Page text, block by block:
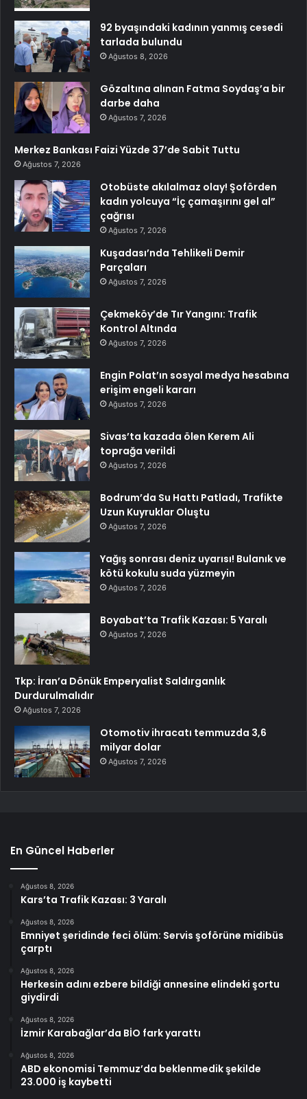
92 byaşındaki kadının yanmış cesedi
tarlada bulundu
Ağustos 8, 2026
Gözaltına alınan Fatma Soydaş’a bir
darbe daha
Ağustos 7, 2026
Merkez Bankası Faizi Yüzde 37’de Sabit Tuttu
Ağustos 7, 2026
Otobüste akılalmaz olay! Şoförden
kadın yolcuya “İç çamaşırını gel al”
çağrısı
Ağustos 7, 2026
Kuşadası’nda Tehlikeli Demir
Parçaları
Ağustos 7, 2026
Çekmeköy’de Tır Yangını: Trafik
Kontrol Altında
Ağustos 7, 2026
Engin Polat’ın sosyal medya hesabına
erişim engeli kararı
Ağustos 7, 2026
Sivas’ta kazada ölen Kerem Ali
toprağa verildi
Ağustos 7, 2026
Bodrum’da Su Hattı Patladı, Trafikte
Uzun Kuyruklar Oluştu
Ağustos 7, 2026
Yağış sonrası deniz uyarısı! Bulanık ve
kötü kokulu suda yüzmeyin
Ağustos 7, 2026
Boyabat’ta Trafik Kazası: 5 Yaralı
Ağustos 7, 2026
Tkp: İran’a Dönük Emperyalist Saldırganlık
Durdurulmalıdır
Ağustos 7, 2026
Otomotiv ihracatı temmuzda 3,6
milyar dolar
Ağustos 7, 2026
En Güncel Haberler
Ağustos 8, 2026
Kars’ta Trafik Kazası: 3 Yaralı
Ağustos 8, 2026
Emniyet şeridinde feci ölüm: Servis şoförüne midibüs
çarptı
Ağustos 8, 2026
Herkesin adını ezbere bildiği annesine elindeki şortu
giydirdi
Ağustos 8, 2026
İzmir Karabağlar’da BİO fark yarattı
Ağustos 8, 2026
ABD ekonomisi Temmuz’da beklenmedik şekilde
23.000 iş kaybetti